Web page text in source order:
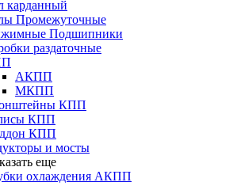
карданный
Промежуточные
Подшипники
раздаточные
АКПП
МКПП
КПП
КПП
КПП
и мосты
еще
охлаждения АКПП